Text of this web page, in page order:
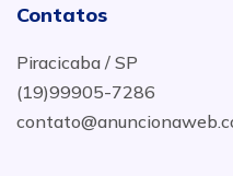
Contatos
Piracicaba / SP
(19)99905-7286